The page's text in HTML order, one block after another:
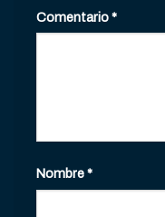
Comentario*
Nombre*